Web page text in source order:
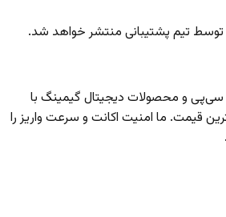
تیم پشتیبانی منتشر خواهد شد.
و محصولات دیجیتال گیمینگ با
قیمت. ما امنیت اکانت و سرعت واریز را